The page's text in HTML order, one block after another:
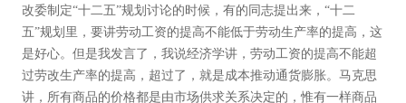
改委制定“十二五”规划讨论的时候，有的同志提出来，“十二
五”规划里，要讲劳动工资的提高不能低于劳动生产率的提高，这
是好心。但是我发言了，我说经济学讲，劳动工资的提高不能超
过劳改生产率的提高，超过了，就是成本推动通货膨胀。马克思
讲，所有商品的价格都是由市场供求关系决定的，惟有一样商品